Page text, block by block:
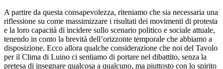
A partire da questa consapevolezza, riteniamo che sia necessaria una
riflessione su come massimizzare i risultati dei movimenti di protesta
e la loro capacità di incidere sullo scenario politico e sociale attuale,
tenendo in conto la brevità dell’orizzonte temporale che abbiamo a
disposizione. Ecco allora qualche considerazione che noi del Tavolo
per il Clima di Luino ci sentiamo di portare nel dibattito, senza la
pretesa di insegnare qualcosa a qualcuno, ma piuttosto con lo spirito